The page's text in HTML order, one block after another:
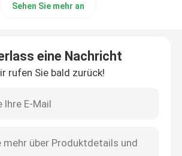
Maschine
Sehen Sie mehr an
eine Nachricht
rufen Sie bald zurück!